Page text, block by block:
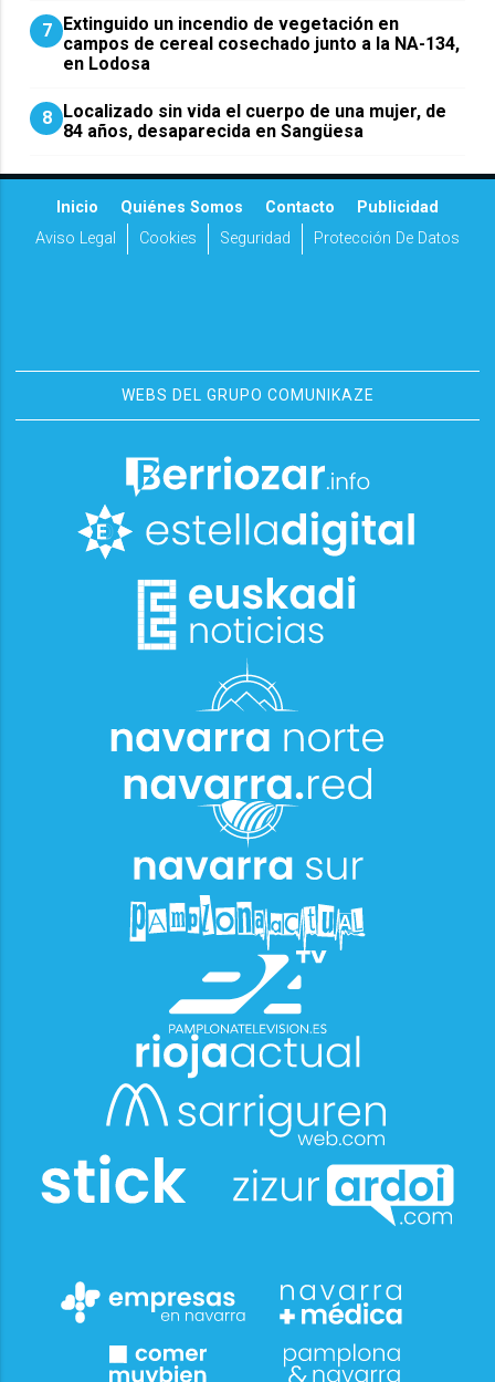
7 Extinguido un incendio de vegetación en
campos de cereal cosechado junto a la NA-134,
en Lodosa
8 Localizado sin vida el cuerpo de una mujer, de
84 años, desaparecida en Sangüesa
Inicio Quiénes Somos Contacto
Publicidad
Aviso Legal
Cookies Seguridad Protección De Datos
WEBS DEL GRUPO COMUNIKAZE